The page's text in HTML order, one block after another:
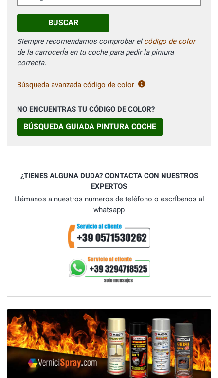
BUSCAR
Siempre recomendamos comprobar elcódigo de color
de la carrocerÍa en tu coche para pedir la pintura
correcta.
Búsqueda avanzada código de color
NO ENCUENTRAS TU CÓDIGO DE COLOR?
BÚSQUEDA GUIADA PINTURA COCHE
¿TIENES ALGUNA DUDA? CONTACTA CON NUESTROS
EXPERTOS
Llámanos a nuestros números de teléfono o escrÍbenos al
whatsapp